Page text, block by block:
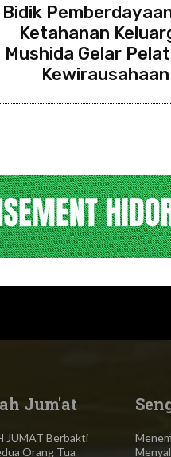
Bidik
Ketahanan
Mushida Gelar
Kewirausahaan
Jum'at
JUMAT Berbakti
Orang Tua